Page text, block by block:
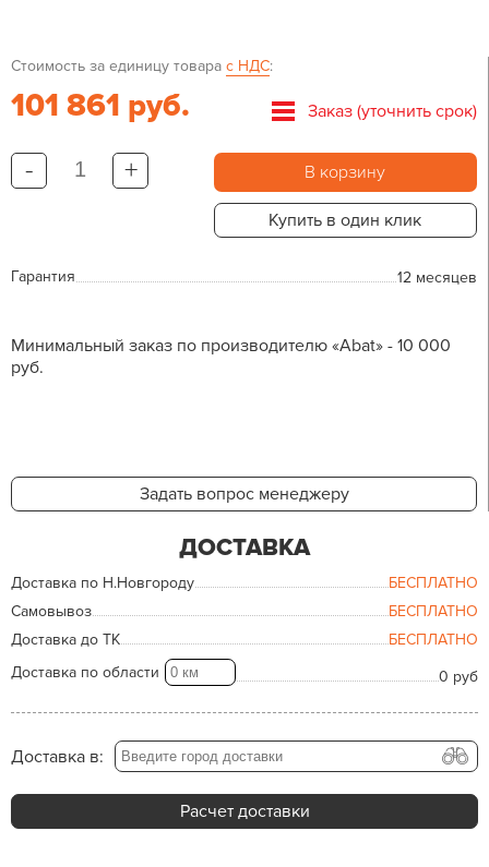
Стоимость за единицу товара с НДС:
101 861 руб. Заказ (уточнить срок)
- + В корзину
Купить в один клик
Гарантия 12 месяцев
Минимальный заказ по производителю «Abat» - 10 000
руб.
Задать вопрос менеджеру
ДОСТАВКА
Доставка по Н.Новгороду
БЕСПЛАТНО
Самовывоз
БЕСПЛАТНО
Доставка до ТК
БЕСПЛАТНО
Доставка по области
0 руб
Доставка в:
Расчет доставки